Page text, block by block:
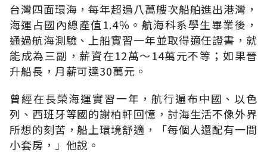
台灣四面環海，每年超過八萬艘次船舶進出港灣，
海運占國內總產值1.4％。航海科系學生畢業後，
通過航海測驗、上船實習一年並取得適任證書，就
能成為三副，薪資在12萬～14萬元不等；如果晉
升船長，月薪可達30萬元。
曾經在長榮海運實習一年，航行遍布中國、以色
列、西班牙等國的謝柏軒回憶，討海生活不像外界
所想的刻苦，船上環境舒適，「每個人還配有一間
小套房，」他說。